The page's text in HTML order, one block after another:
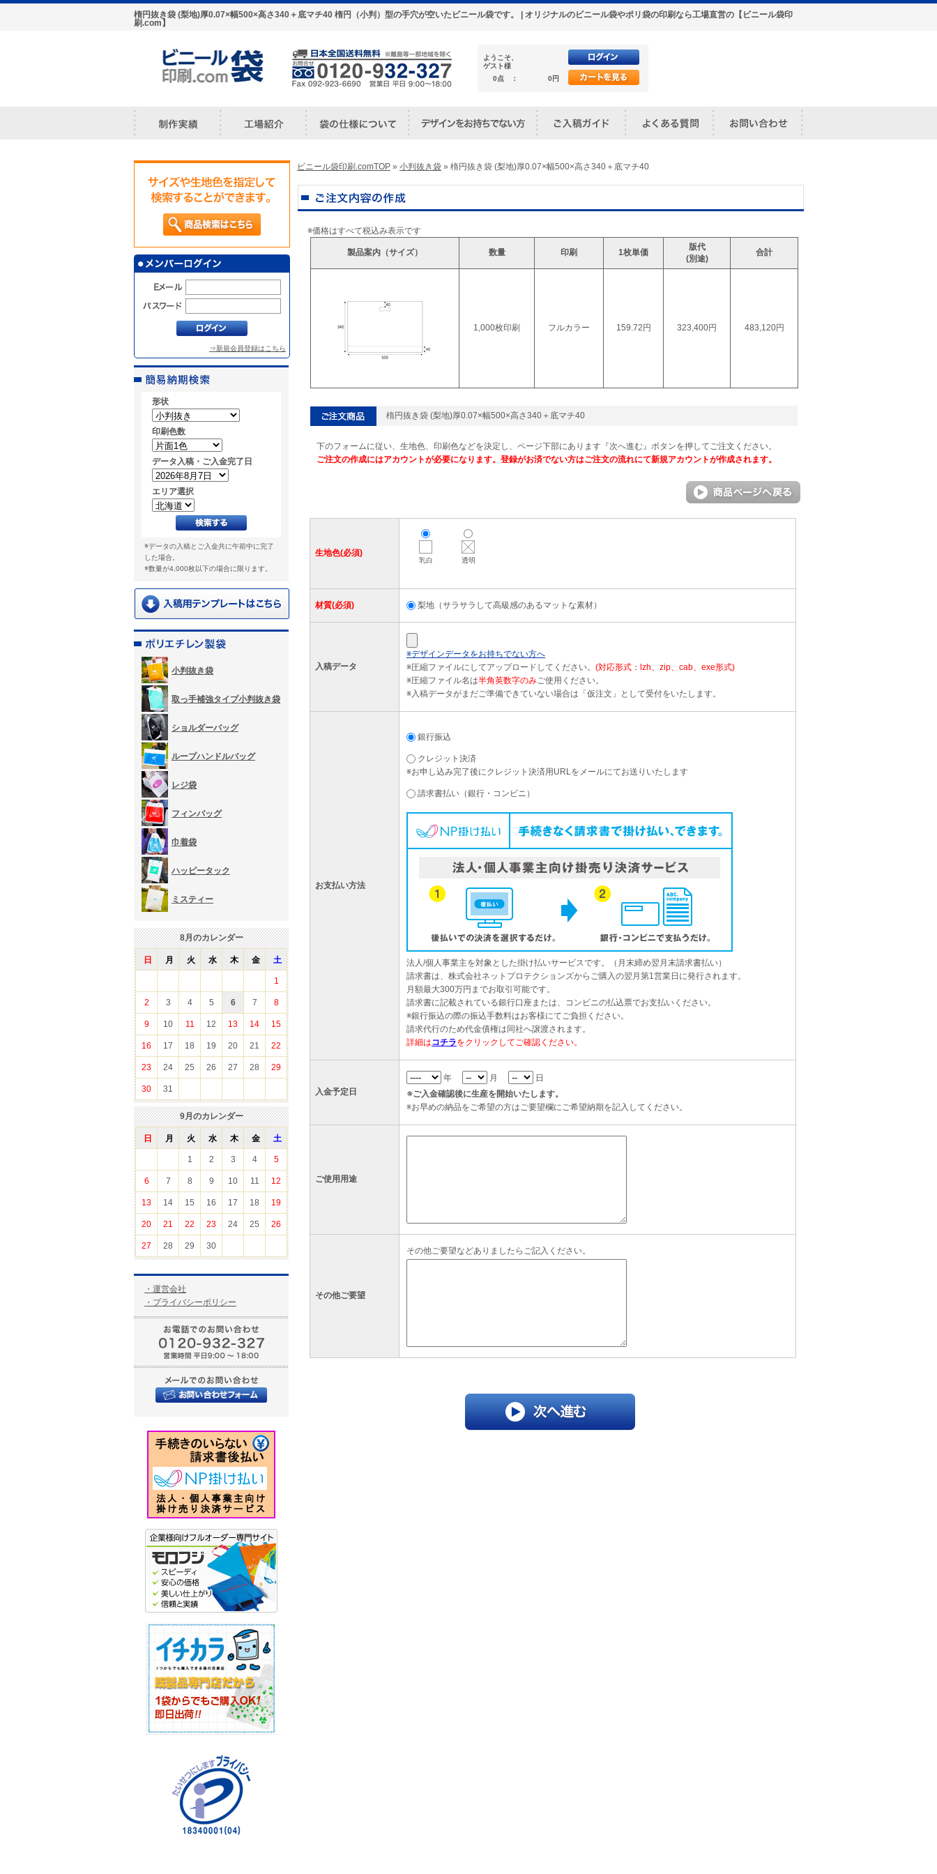
楕円抜き袋 (梨地)厚0.07×幅500×高さ340＋底マチ40 楕円（小判）型の手穴が空いたビニール袋です。 | オリジナルのビニール袋やポリ袋の印刷なら工場直営の【ビニール袋印
刷.com】
ようこそ、
ゲスト様
0点 ：
0円
⇒新規会員登録はこちら
形状
印刷色数
データ入稿・ご入金完了日
エリア選択
※データの入稿とご入金共に午前中に完了
した場合。
※数量が4,000枚以下の場合に限ります。
小判抜き袋
取っ手補強タイプ小判抜き袋
ショルダーバッグ
ループハンドルバッグ
レジ袋
フィンバッグ
巾着袋
ハッピータック
ミスティー
8月のカレンダー
日 月 火 水 木 金 土
1
2 3 4 5 6 7 8
9 10 11 12 13 14 15
16 17 18 19 20 21 22
23 24 25 26 27 28 29
30 31
9月のカレンダー
日 月 火 水 木 金 土
1 2 3 4 5
6 7 8 9 10 11 12
13 14 15 16 17 18 19
20 21 22 23 24 25 26
27 28 29 30
・運営会社
・プライバシーポリシー
ビニール袋印刷.comTOP » 小判抜き袋 » 楕円抜き袋 (梨地)厚0.07×幅500×高さ340＋底マチ40
※価格はすべて税込み表示です
製品案内（サイズ） 数量 印刷 1枚単価
版代
(別途)
合計
1,000枚印刷 フルカラー 159.72円 323,400円 483,120円
楕円抜き袋 (梨地)厚0.07×幅500×高さ340＋底マチ40
下のフォームに従い、生地色、印刷色などを決定し、ページ下部にあります『次へ進む』ボタンを押してご注文ください。
ご注文の作成にはアカウントが必要になります。登録がお済でない方はご注文の流れにて新規アカウントが作成されます。
生地色(必須)
乳白 透明
材質(必須) 梨地（サラサラして高級感のあるマットな素材）
入稿データ
※デザインデータをお持ちでない方へ
※圧縮ファイルにしてアップロードしてください。 (対応形式：lzh、zip、cab、exe形式)
※圧縮ファイル名は半角英数字のみご使用ください。
※入稿データがまだご準備できていない場合は「仮注文」として受付をいたします。
お支払い方法
銀行振込
クレジット決済
※お申し込み完了後にクレジット決済用URLをメールにてお送りいたします
請求書払い（銀行・コンビニ）
法人/個人事業主を対象とした掛け払いサービスです。（月末締め翌月末請求書払い）
請求書は、株式会社ネットプロテクションズからご購入の翌月第1営業日に発行されます。
月額最大300万円までお取引可能です。
請求書に記載されている銀行口座または、コンビニの払込票でお支払いください。
※銀行振込の際の振込手数料はお客様にてご負担ください。
請求代行のため代金債権は同社へ譲渡されます。
詳細はコチラをクリックしてご確認ください。
入金予定日
年 月
日
※ご入金確認後に生産を開始いたします。
※お早めの納品をご希望の方はご要望欄にご希望納期を記入してください。
ご使用用途
その他ご要望
その他ご要望などありましたらご記入ください。